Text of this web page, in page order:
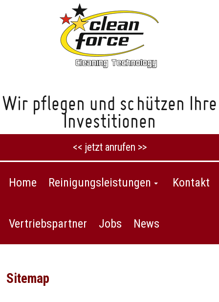
Wir pflegen und schützen Ihre
Investitionen
<< jetzt anrufen >>
Home Reinigungsleistungen Kontakt
Vertriebspartner Jobs News
Sitemap